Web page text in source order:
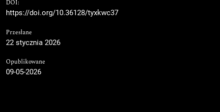
DOI:
https://doi.org/10.36128/tyxkwc37
Przesłane
22 stycznia 2026
Opublikowane
09-05-2026